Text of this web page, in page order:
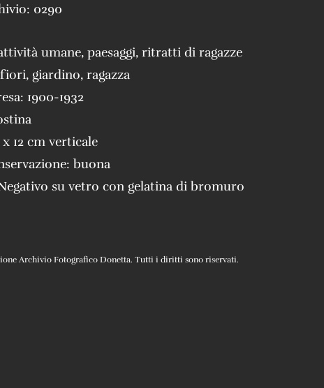
0290
umane, paesaggi, ritratti di ragazze
fiori, giardino, ragazza
1900-1932
x 12 cm verticale
buona
su vetro con gelatina di bromuro
Archivio Fotografico Donetta. Tutti i diritti sono riservati.